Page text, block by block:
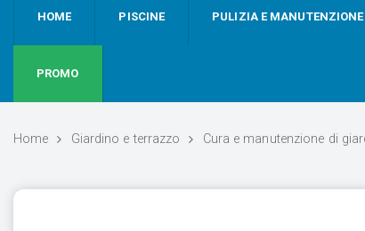
HOME PISCINE PULIZIA E MANUTENZIONE
PROMO
Home Giardino e terrazzo Cura e manutenzione di